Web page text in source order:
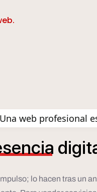
Una web profesional
lo hacen tras un